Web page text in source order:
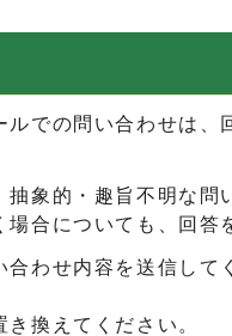
での問い合わせは、
象的・趣旨不明な問
合についても、回答
わせ内容を送信して
換えてください。